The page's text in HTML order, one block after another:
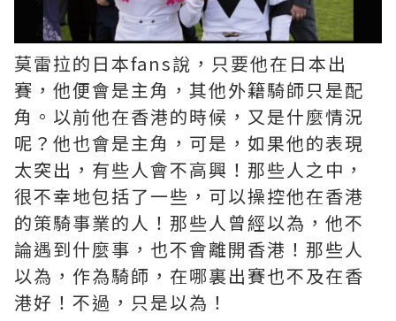
莫雷拉的日本fans說，只要他在日本出
賽，他便會是主角，其他外籍騎師只是配
角。以前他在香港的時候，又是什麼情況
呢？他也會是主角，可是，如果他的表現
太突出，有些人會不高興！那些人之中，
很不幸地包括了一些，可以操控他在香港
的策騎事業的人！那些人曾經以為，他不
論遇到什麼事，也不會離開香港！那些人
以為，作為騎師，在哪裏出賽也不及在香
港好！不過，只是以為！